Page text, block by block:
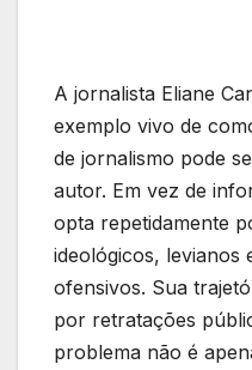
A jornalista Eliane
exemplo vivo de
de jornalismo pode
autor. Em vez de
opta repetidamente
ideológicos, levianos
ofensivos. Sua
por retratações
problema não é